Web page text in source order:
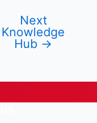
Next
Knowledge
Hub →